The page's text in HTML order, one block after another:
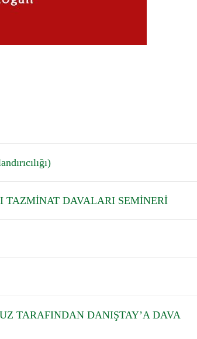
DAVALARI SEMİNERİ
TARAFINDAN DANIŞTAY’A DAVA